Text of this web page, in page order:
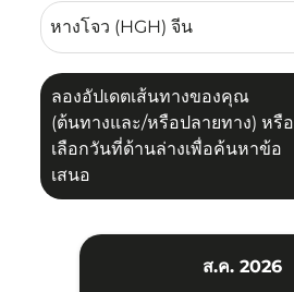
ลองอัปเดตเส้นทางของคุณ
(ต้นทางและ/หรือปลายทาง) หรือ
เลือกวันที่ด้านล่างเพื่อค้นหาข้อ
เสนอ
ส.ค. 2026